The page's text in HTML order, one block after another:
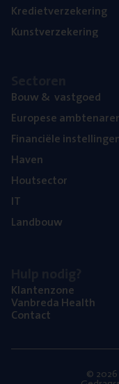
Kre­diet­ver­ze­ke­ring
Kunst­ver­ze­ke­ring
Bouw& vastgoed
Euro­pe­se
Finan­ci­ë­le
Haven
Hout­sec­tor
IT
Land­bouw
Klan­ten­zo­ne
Van­b­re­da Health
Con­tact
© 2026